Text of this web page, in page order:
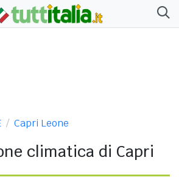
Capri Leone
climatica di Capri